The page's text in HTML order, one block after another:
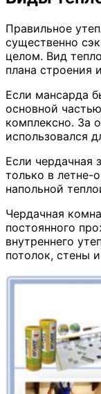
Правильное
существенно
целом. Вид
плана строения
Если мансарда
основной
комплексно. За
использовался
Если чердачная
только в летне-
напольной
Чердачная
постоянного
внутреннего
потолок, стены